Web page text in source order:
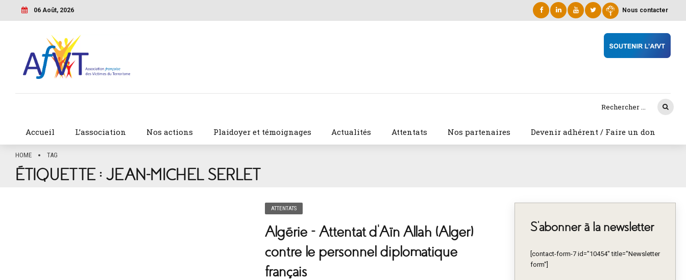
06 Août, 2026 Nous contacter
Accueil L’association Nos actions Plaidoyer et témoignages Actualités Attentats Nos partenaires Devenir adhérent / Faire un don
HOME TAG
ÉTIQUETTE : JEAN-MICHEL SERLET
ATTENTATS
Algérie – Attentat d’Aïn Allah (Alger)
contre le personnel diplomatique
français
S’abonner à la newsletter
[contact-form-7 id="10454" title="Newsletter
form"]